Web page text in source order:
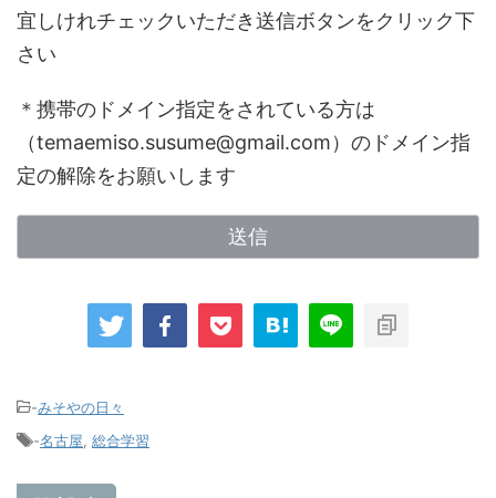
宜しけれチェックいただき送信ボタンをクリック下
さい
＊携帯のドメイン指定をされている方は
（temaemiso.susume@gmail.com）のドメイン指
定の解除をお願いします
-みそやの日々
-名古屋 総合学習